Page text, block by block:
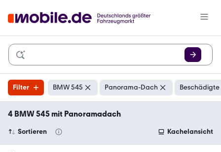
Filter BMW 545 Panorama-Dach
4 BMW 545 mit Panoramadach
Sortieren Kachelansicht